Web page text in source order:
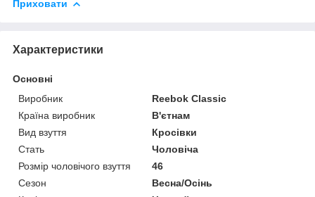
Приховати
Характеристики
Основні
Виробник
Reebok Classic
Країна виробник
В'єтнам
Вид взуття
Кросівки
Стать
Чоловіча
Розмір чоловічого взуття
46
Сезон
Весна/Осінь